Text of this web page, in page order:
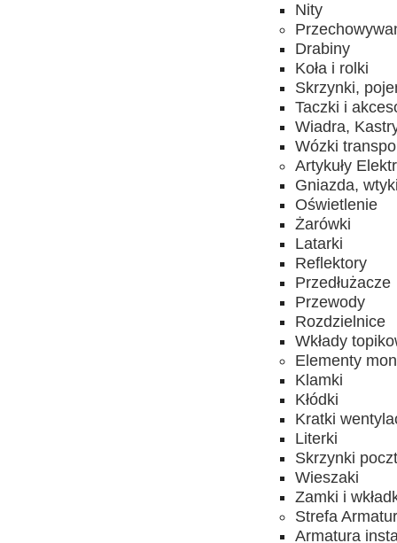
Nity
Drabiny
Koła i rolki
Skrzynki,
Taczki i
Wiadra,
Wózki
Artykuły
Gniazda,
Oświetlenie
Żarówki
Latarki
Reflektory
Przedłużacze
Przewody
Rozdzielnice
Wkłady
Elementy
Klamki
Kłódki
Kratki
Literki
Skrzynki
Wieszaki
Zamki i
Strefa
Armatura